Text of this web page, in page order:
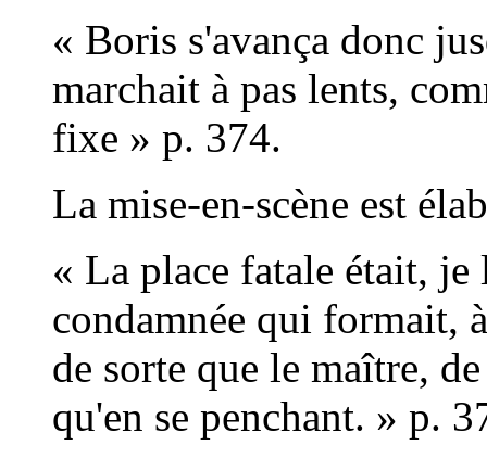
« Boris s'avança donc
marchait à pas lents,
fixe » p. 374.
La mise-en-scène est
« La place fatale était,
condamnée qui formait,
de sorte que le maître,
qu'en se penchant. » p.